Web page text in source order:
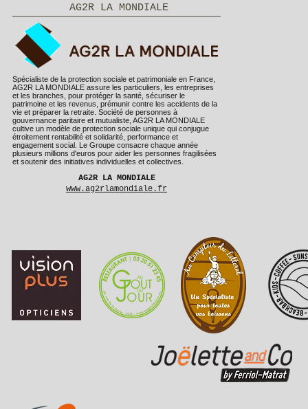
AG2R LA MONDIALE
Spécialiste de la protection sociale et patrimoniale en France,
AG2R LA MONDIALE assure les particuliers, les entreprises
et les branches, pour protéger la santé, sécuriser le
patrimoine et les revenus, prémunir contre les accidents de la
vie et préparer la retraite. Société de personnes à
gouvernance paritaire et mutualiste, AG2R LA MONDIALE
cultive un modèle de protection sociale unique qui conjugue
étroitement rentabilité et solidarité, performance et
engagement social. Le Groupe consacre chaque année
plusieurs millions d'euros pour aider les personnes fragilisées
et soutenir des initiatives individuelles et collectives.
AG2R LA MONDIALE
www.ag2rlamondiale.fr